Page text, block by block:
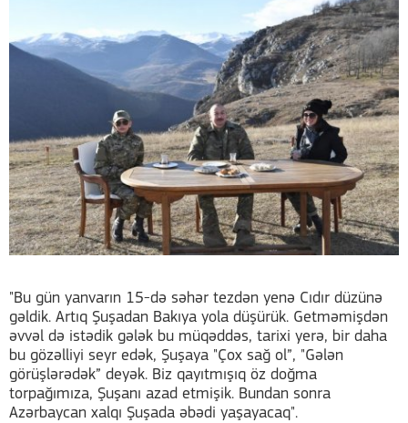
"Bu gün yanvarın 15-də səhər tezdən yenə Cıdır düzünə
gəldik. Artıq Şuşadan Bakıya yola düşürük. Getməmişdən
əvvəl də istədik gələk bu müqəddəs, tarixi yerə, bir daha
bu gözəlliyi seyr edək, Şuşaya "Çox sağ ol”, "Gələn
görüşlərədək” deyək. Biz qayıtmışıq öz doğma
torpağımıza, Şuşanı azad etmişik. Bundan sonra
Azərbaycan xalqı Şuşada əbədi yaşayacaq".